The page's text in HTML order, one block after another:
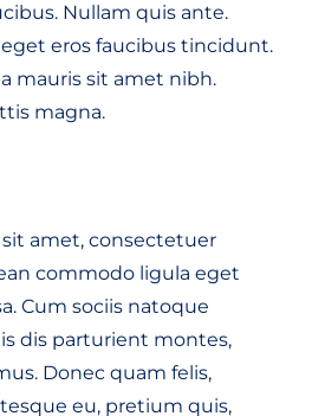
Nullam quis ante.
eros faucibus tincidunt.
mauris sit amet nibh.
magna.
amet, consectetuer
commodo ligula eget
Cum sociis natoque
dis parturient montes,
Donec quam felis,
eu, pretium quis,